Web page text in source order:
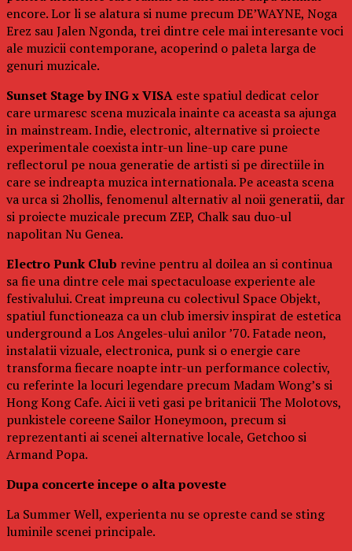
encore. Lor li se alatura si nume precum DE’WAYNE, Noga
Erez sau Jalen Ngonda, trei dintre cele mai interesante voci
ale muzicii contemporane, acoperind o paleta larga de
genuri muzicale.
Sunset Stage by ING x VISA este spatiul dedicat celor
care urmaresc scena muzicala inainte ca aceasta sa ajunga
in mainstream. Indie, electronic, alternative si proiecte
experimentale coexista intr-un line-up care pune
reflectorul pe noua generatie de artisti si pe directiile in
care se indreapta muzica internationala. Pe aceasta scena
va urca si 2hollis, fenomenul alternativ al noii generatii, dar
si proiecte muzicale precum ZEP, Chalk sau duo-ul
napolitan Nu Genea.
Electro Punk Club revine pentru al doilea an si continua
sa fie una dintre cele mai spectaculoase experiente ale
festivalului. Creat impreuna cu colectivul Space Objekt,
spatiul functioneaza ca un club imersiv inspirat de estetica
underground a Los Angeles-ului anilor ’70. Fatade neon,
instalatii vizuale, electronica, punk si o energie care
transforma fiecare noapte intr-un performance colectiv,
cu referinte la locuri legendare precum Madam Wong’s si
Hong Kong Cafe. Aici ii veti gasi pe britanicii The Molotovs,
punkistele coreene Sailor Honeymoon, precum si
reprezentanti ai scenei alternative locale, Getchoo si
Armand Popa.
Dupa concerte incepe o alta poveste
La Summer Well, experienta nu se opreste cand se sting
luminile scenei principale.